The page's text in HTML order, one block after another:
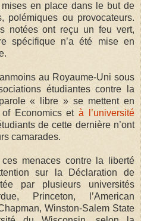
mises en place dans le but de
polémiques ou provocateurs.
notées ont reçu un feu vert,
spécifique n’a été mise en
au Royaume-Uni sous
étudiantes contre la
« libre » se mettent en
Economics età l’université
de cette dernière n’ont
camarades.
menaces contre la liberté
sur la Déclaration de
par plusieurs universités
Princeton, l’American
Winston-Salem State